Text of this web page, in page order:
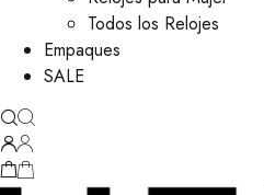
Todos los Relojes
Empaques
SALE